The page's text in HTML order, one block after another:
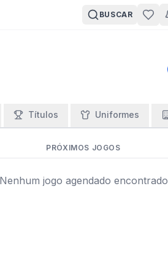
BUSCAR
Títulos Uniformes
PRÓXIMOS JOGOS
jogo agendado encontrado